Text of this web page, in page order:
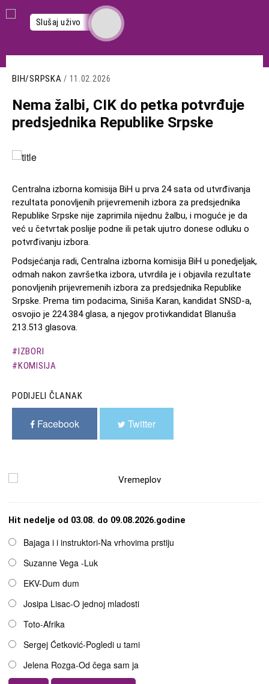
Skoči
na
Slušaj uživo
BIH/SRPSKA / 11.02.2026
Nema žalbi, CIK do petka potvrđuje
predsjednika Republike Srpske
Slika
Centralna izborna komisija BiH u prva 24 sata od utvrđivanja
rezultata ponovljenih prijevremenih izbora za predsjednika
Republike Srpske nije zaprimila nijednu žalbu, i moguće je da
već u četvrtak poslije podne ili petak ujutro donese odluku o
potvrđivanju izbora.
Podsjećanja radi, Centralna izborna komisija BiH u ponedjeljak,
odmah nakon završetka izbora, utvrdila je i objavila rezultate
ponovljenih prijevremenih izbora za predsjednika Republike
Srpske. Prema tim podacima, Siniša Karan, kandidat SNSD-a,
osvojio je 224.384 glasa, a njegov protivkandidat Blanuša
213.513 glasova.
IZBORI
KOMISIJA
PODIJELI ČLANAK
Facebook Twitter
Hit nedelje od 03.08. do 09.08.2026.godine
OpcijeBajaga i i instruktori-Na vrhovima prstiju
Suzanne Vega -Luk
EKV-Dum dum
Josipa Lisac-O jednoj mladosti
Toto-Afrika
Sergej Ćetković-Pogledi u tami
Jelena Rozga-Od čega sam ja